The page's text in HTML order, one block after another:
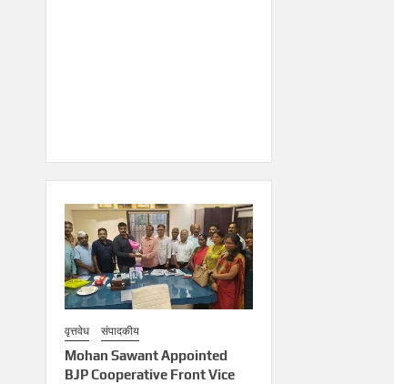
वृत्तवेध संपादकीय
Mohan Sawant Appointed
BJP Cooperative Front Vice